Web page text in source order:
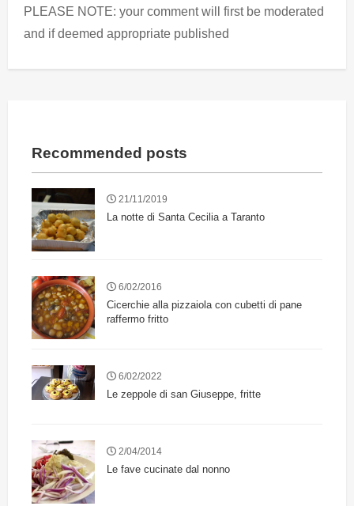
PLEASE NOTE: your comment will first be moderated
and if deemed appropriate published
Recommended posts
21/11/2019
La notte di Santa Cecilia a Taranto
6/02/2016
Cicerchie alla pizzaiola con cubetti di pane
raffermo fritto
6/02/2022
Le zeppole di san Giuseppe, fritte
2/04/2014
Le fave cucinate dal nonno